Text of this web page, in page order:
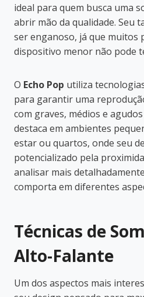
ideal para quem busca uma
abrir mão da qualidade. Seu
ser enganoso, já que muitos
dispositivo menor não pode
O Echo Pop utiliza
para garantir uma
com graves, médios e
destaca em ambientes
estar ou quartos, onde seu
potencializado pela
analisar mais
comporta em diferentes
Técnicas de
Alto-Falante
Um dos aspectos mais